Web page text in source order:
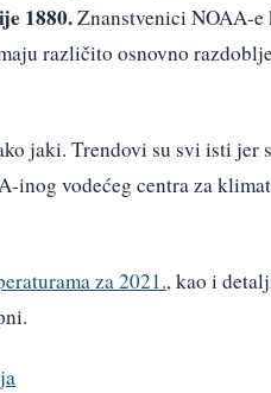
1880.Znanstvenici NOAA-e
različito osnovno
jaki. Trendovi su svi isti jer
inog vodećeg centra za
za 2021., kao i